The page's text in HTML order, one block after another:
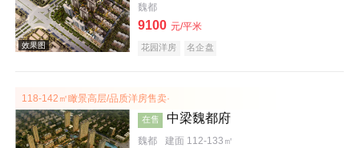
效果图
魏都
9100 元/平米
花园洋房 名企盘
118-142㎡瞰景高层/品质洋房售卖·
在售 中梁魏都府
魏都 建面 112-133㎡